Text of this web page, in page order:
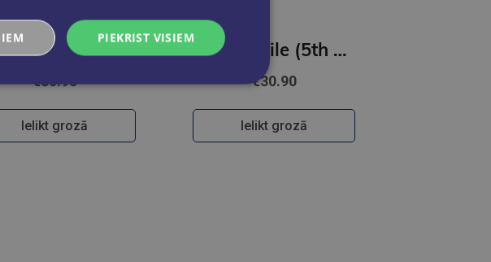
English File (5th Edition) Elementary Student Book with access to Skills Confidence
€30.90
Ielikt grozā
English File (5th Edition) Beginner Student Book with access to Skills Confidence
€30.90
Ielikt grozā
PIEKRIST VISIEM